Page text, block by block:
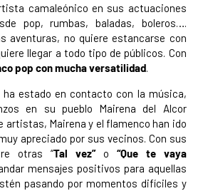
camaleónico en sus actuaciones
pop, rumbas, baladas, boleros….
aventuras, no quiere estancarse con
llegar a todo tipo de públicos. Con
pop con mucha versatilidad.
ha estado en contacto con la música,
en su pueblo Mairena del Alcor
artistas, Mairena y el flamenco han ido
apreciado por sus vecinos. Con sus
otras
“Tal vez”o “Que te vaya
mensajes positivos para aquellas
pasando por momentos difíciles y